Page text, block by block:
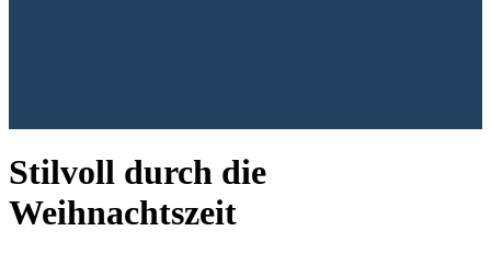
Stilvoll durch die
Weihnachtszeit